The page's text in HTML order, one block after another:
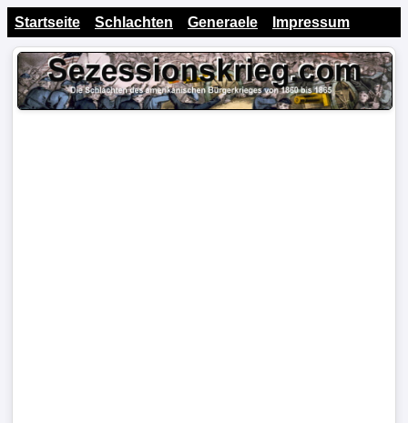
Startseite Schlachten Generaele Impressum